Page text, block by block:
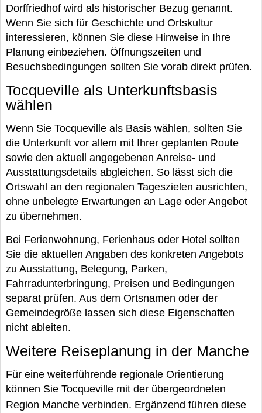
Dorffriedhof wird als historischer Bezug genannt.
Wenn Sie sich für Geschichte und Ortskultur
interessieren, können Sie diese Hinweise in Ihre
Planung einbeziehen. Öffnungszeiten und
Besuchsbedingungen sollten Sie vorab direkt prüfen.
Tocqueville als Unterkunftsbasis
wählen
Wenn Sie Tocqueville als Basis wählen, sollten Sie
die Unterkunft vor allem mit Ihrer geplanten Route
sowie den aktuell angegebenen Anreise- und
Ausstattungsdetails abgleichen. So lässt sich die
Ortswahl an den regionalen Tageszielen ausrichten,
ohne unbelegte Erwartungen an Lage oder Angebot
zu übernehmen.
Bei Ferienwohnung, Ferienhaus oder Hotel sollten
Sie die aktuellen Angaben des konkreten Angebots
zu Ausstattung, Belegung, Parken,
Fahrradunterbringung, Preisen und Bedingungen
separat prüfen. Aus dem Ortsnamen oder der
Gemeindegröße lassen sich diese Eigenschaften
nicht ableiten.
Weitere Reiseplanung in der Manche
Für eine weiterführende regionale Orientierung
können Sie Tocqueville mit der übergeordneten
Region Manche verbinden. Ergänzend führen diese